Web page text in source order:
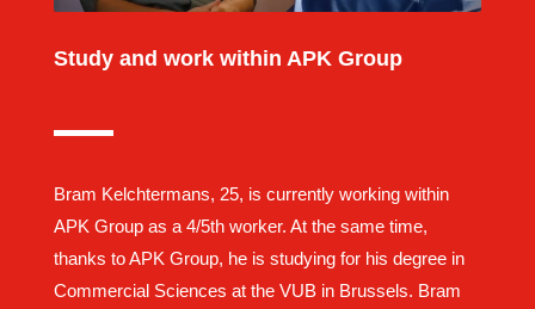
Study and work within APK Group
Bram Kelchtermans, 25, is currently working within
APK Group as a 4/5th worker. At the same time,
thanks to APK Group, he is studying for his degree in
Commercial Sciences at the VUB in Brussels. Bram